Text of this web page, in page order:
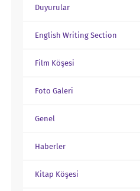
Duyurular
English Writing Section
Film Köşesi
Foto Galeri
Genel
Haberler
Kitap Köşesi